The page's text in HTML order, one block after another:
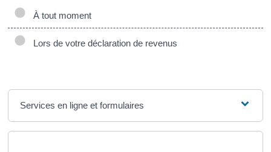
À tout moment
Lors de votre déclaration de revenus
Services en ligne et formulaires